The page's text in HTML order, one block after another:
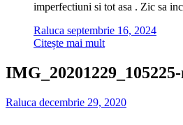
imperfectiuni si tot asa . Zic sa
Raluca septembrie 16, 2024
Citește mai mult
Raluca decembrie 29, 2020